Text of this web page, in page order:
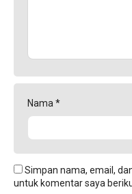
Nama *
Simpan nama, email,
untuk komentar saya